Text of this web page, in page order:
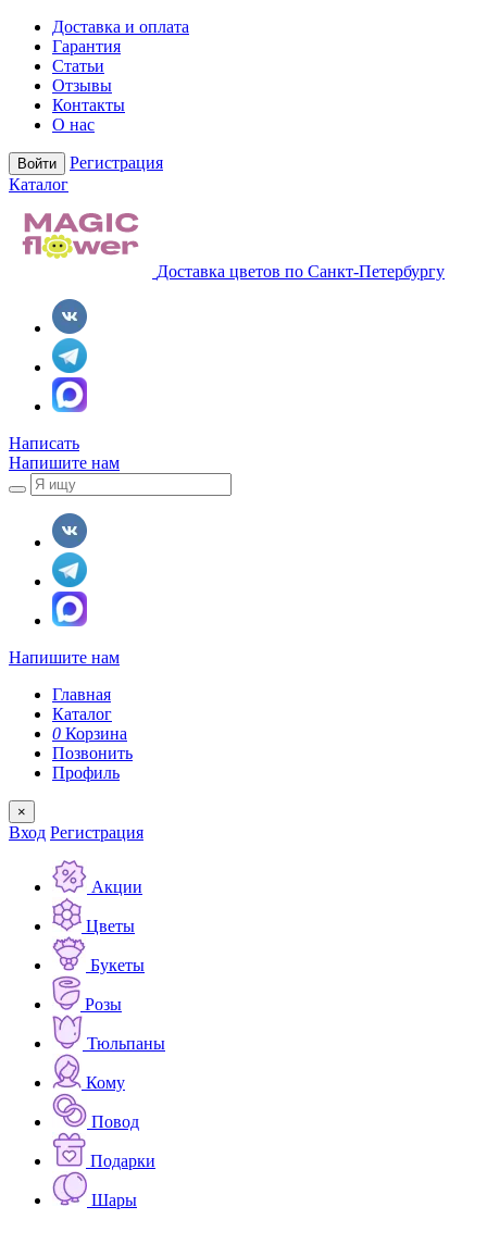
Доставка и оплата
Гарантия
Статьи
Отзывы
Контакты
О нас
Войти
Регистрация
Каталог
Доставка цветов по Санкт-Петербургу
Написать
Напишите нам
Напишите нам
Главная
Каталог
0 Корзина
Позвонить
Профиль
×
Вход Регистрация
Акции
Цветы
Букеты
Розы
Тюльпаны
Кому
Повод
Подарки
Шары